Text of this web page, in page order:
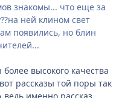
знакомы... что еще за
ней клином свет
появились, но блин
высокого качества
рассказы той поры так
именно рассказ